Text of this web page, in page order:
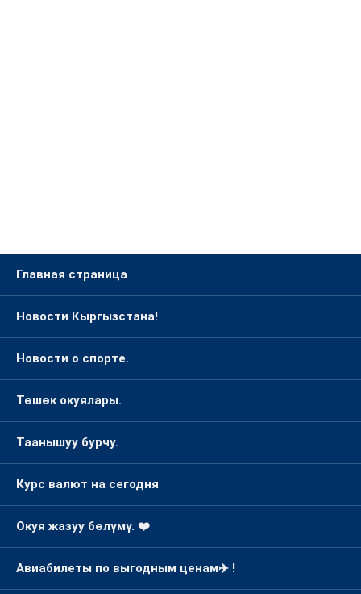
Главная страница
Новости Кыргызстана!
Новости о спорте.
Төшөк окуялары.
Таанышуу бурчу.
Курс валют на сегодня
Окуя жазуу бөлүмү. ❤️
Авиабилеты по выгодным ценам✈️ !